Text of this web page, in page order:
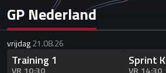
GP Nederland
vrijdag21.08.26
Training 1
VR 10:30
Sprint
VR 14:30